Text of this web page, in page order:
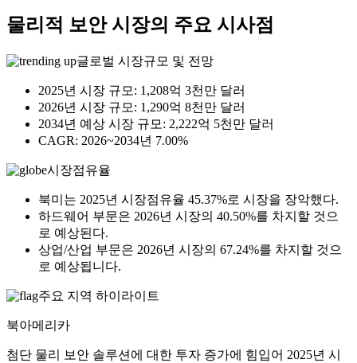
물리적 보안 시장의 주요 시사점
글로벌 시장규모 및 전망
2025년 시장 규모: 1,208억 3천만 달러
2026년 시장 규모: 1,290억 8천만 달러
2034년 예상 시장 규모: 2,222억 5천만 달러
CAGR: 2026~2034년 7.00%
시장점유율
북미는 2025년 시장점유율 45.37%로 시장을 장악했다.
하드웨어 부문은 2026년 시장의 40.50%를 차지할 것으
로 예상된다.
상업/산업 부문은 2026년 시장의 67.24%를 차지할 것으
로 예상됩니다.
주요 지역 하이라이트
북아메리카
첨단 물리 보안 솔루션에 대한 투자 증가에 힘입어 2025년 시